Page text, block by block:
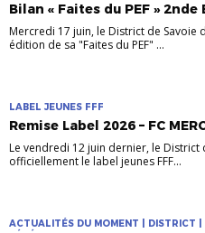
Bilan « Faites du PEF »
Mercredi 17 juin, le District de
édition de sa "Faites du PEF" ...
LABEL JEUNES FFF
Remise Label 2026 – FC
Le vendredi 12 juin dernier, le
officiellement le label jeunes FFF...
ACTUALITÉS DU MOMENT | DISTRICT